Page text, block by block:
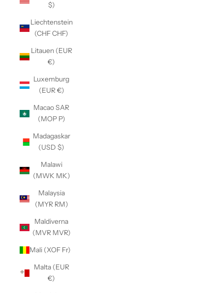
$)
Liechtenstein
(CHF CHF)
Litauen (EUR
€)
Luxemburg
(EUR €)
Macao SAR
(MOP P)
Madagaskar
(USD $)
Malawi
(MWK MK)
Malaysia
(MYR RM)
Maldiverna
(MVR MVR)
Mali (XOF Fr)
Malta (EUR
€)